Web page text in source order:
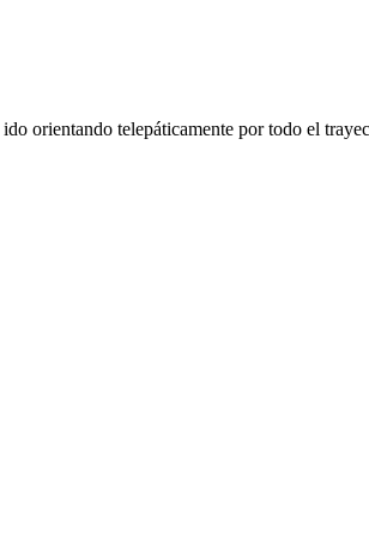
orientando telepáticamente por todo el